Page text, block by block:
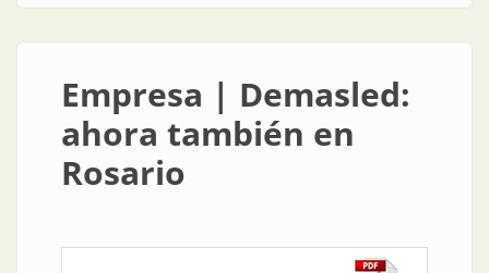
Empresa | Demasled:
ahora también en
Rosario